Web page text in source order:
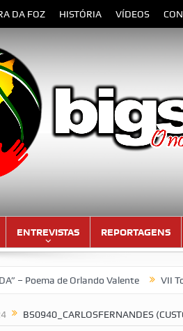
DA FOZ HISTÓRIA VÍDEOS
ENTREVISTAS REPORTAGENS
de Orlando Valente VII Torneio
BS0940_CARLOSFERNANDES